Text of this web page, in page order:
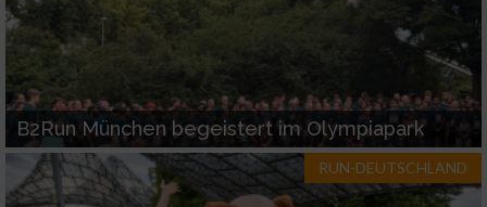
B2Run München begeistert im Olympiapark
RUN-DEUTSCHLAND